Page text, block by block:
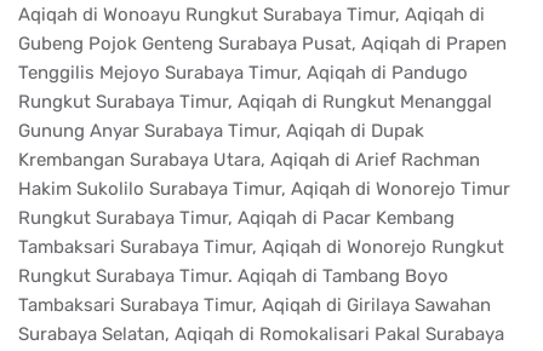
Aqiqah di Wonoayu Rungkut Surabaya Timur, Aqiqah di
Gubeng Pojok Genteng Surabaya Pusat, Aqiqah di Prapen
Tenggilis Mejoyo Surabaya Timur, Aqiqah di Pandugo
Rungkut Surabaya Timur, Aqiqah di Rungkut Menanggal
Gunung Anyar Surabaya Timur, Aqiqah di Dupak
Krembangan Surabaya Utara, Aqiqah di Arief Rachman
Hakim Sukolilo Surabaya Timur, Aqiqah di Wonorejo Timur
Rungkut Surabaya Timur, Aqiqah di Pacar Kembang
Tambaksari Surabaya Timur, Aqiqah di Wonorejo Rungkut
Rungkut Surabaya Timur. Aqiqah di Tambang Boyo
Tambaksari Surabaya Timur, Aqiqah di Girilaya Sawahan
Surabaya Selatan, Aqiqah di Romokalisari Pakal Surabaya